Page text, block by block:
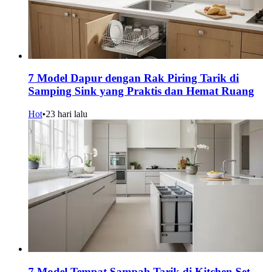
7 Model Dapur dengan Rak Piring Tarik di
Samping Sink yang Praktis dan Hemat Ruang
Hot•23 hari lalu